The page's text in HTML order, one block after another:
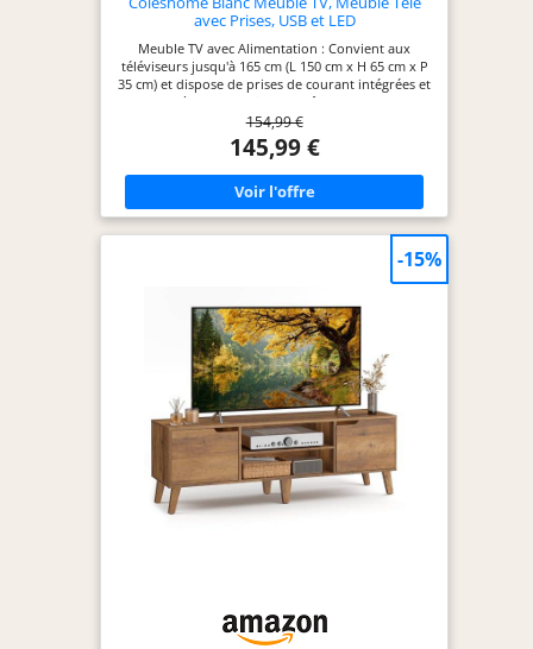
avec Prises, USB et LED
Meuble TV avec Alimentation : Convient aux
téléviseurs jusqu'à 165 cm (L 150 cm x H 65 cm x P
35 cm) et dispose de prises de courant intégrées et
d'un système de gestion des câbles pour garder
vos appareils électroniques chargés et organisés.
Éclairage LED à Changement de couleur : Meuble
tele est équipé de bandes lumineuses LED de
différentes couleurs qui créent une ambiance
dynamique selon votre humeur et optimisent
votre expérience télévisuelle et de divertissement.
fleurs préférées. Vaste Espace de Rangement :
Meuble tv chambre comprend deux armoires de
qu'une étagère centrale réglable, offrant une
variété d'options de rangement et d'affichage.
Construction Robuste : Fabriqué en bois dur
certifié, le table tv est doté d'un plateau de 2,5 cm
d'épaisseur qui garantit durabilité et stabilité
dimensionnelle, tout en assurant la sécurité et la
stabilité de votre téléviseur. Profitez de vos films
et émissions préférés en toute confiance : vos
appareils sont rangés en toute sécurité et avec
style. Montage Facile : Chaque élément du meuble
de divertissement est numéroté et accompagné
d'une notice de montage illustrée étape par étape
154,99 €
145,99 €
-15%